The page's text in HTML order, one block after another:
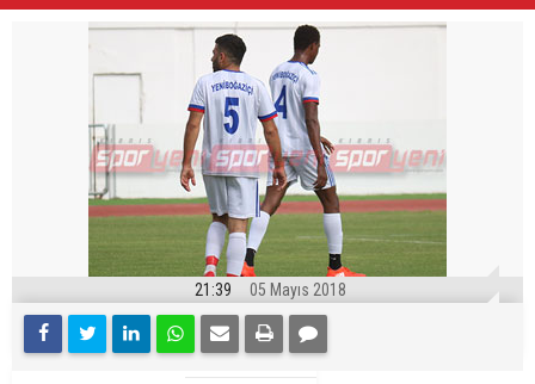
21:39 05 Mayıs 2018